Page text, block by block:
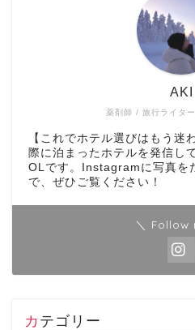
薬剤師 / 旅行ライタ
AKI
【これでホテル選びはもう迷
際に泊まったホテルを発信し
OLです。Instagramに写真を
で、ぜひご覧ください！
＼ Follow
カテゴリー